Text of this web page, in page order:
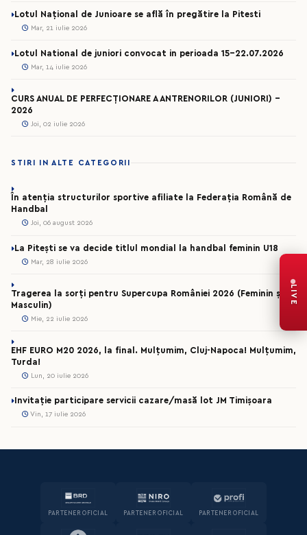
Lotul Național de Junioare se află în pregătire la Pitesti
Mar, 21 iulie 2026
Lotul National de juniori convocat in perioada 15-22.07.2026
Mar, 14 iulie 2026
CURS ANUAL DE PERFECȚIONARE A ANTRENORILOR (JUNIORI) -
2026
Joi, 02 iulie 2026
STIRI IN ALTE CATEGORII
În atenția structurilor sportive afiliate la Federația Română de
Handbal
Joi, 06 august 2026
La Pitești se va decide titlul mondial la handbal feminin U18
Mar, 28 iulie 2026
Tragerea la sorți pentru Supercupa României 2026 (Feminin și
Masculin)
Mie, 22 iulie 2026
EHF EURO M20 2026, la final. Mulțumim, Cluj-Napoca! Mulțumim,
Turda!
Lun, 20 iulie 2026
Invitație participare servicii cazare/masă lot JM Timișoara
Vin, 17 iulie 2026
PARTENER OFICIAL PARTENER OFICIAL PARTENER OFICIAL
LIVE